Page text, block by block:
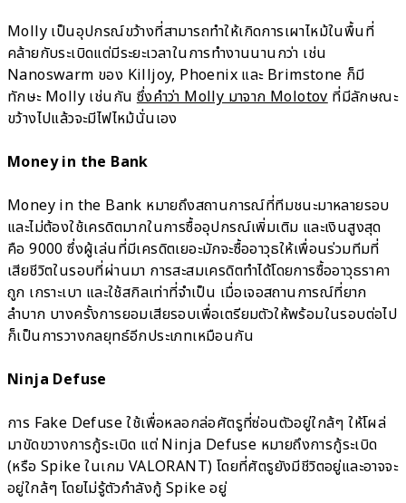
Molly เป็นอุปกรณ์ขว้างที่สามารถทำให้เกิดการเผาไหม้ในพื้นที่
คล้ายกับระเบิดแต่มีระยะเวลาในการทำงานนานกว่า เช่น
Nanoswarm ของ Killjoy, Phoenix และ Brimstone ก็มี
ทักษะ Molly เช่นกัน ซึ่งคำว่า Molly มาจาก Molotov ที่มีลักษณะ
ขว้างไปแล้วจะมีไฟไหม้นั่นเอง
Money in the Bank
Money in the Bank หมายถึงสถานการณ์ที่ทีมชนะมาหลายรอบ
และไม่ต้องใช้เครดิตมากในการซื้ออุปกรณ์เพิ่มเติม และเงินสูงสุด
คือ 9000 ซึ่งผู้เล่นที่มีเครดิตเยอะมักจะซื้ออาวุธให้เพื่อนร่วมทีมที่
เสียชีวิตในรอบที่ผ่านมา การสะสมเครดิตทำได้โดยการซื้ออาวุธราคา
ถูก เกราะเบา และใช้สกิลเท่าที่จำเป็น เมื่อเจอสถานการณ์ที่ยาก
ลำบาก บางครั้งการยอมเสียรอบเพื่อเตรียมตัวให้พร้อมในรอบต่อไป
ก็เป็นการวางกลยุทธ์อีกประเภทเหมือนกัน
Ninja Defuse
การ Fake Defuse ใช้เพื่อหลอกล่อศัตรูที่ซ่อนตัวอยู่ใกล้ๆ ให้โผล่
มาขัดขวางการกู้ระเบิด แต่ Ninja Defuse หมายถึงการกู้ระเบิด
(หรือ Spike ในเกม VALORANT) โดยที่ศัตรูยังมีชีวิตอยู่และอาจจะ
อยู่ใกล้ๆ โดยไม่รู้ตัวกำลังกู้ Spike อยู่